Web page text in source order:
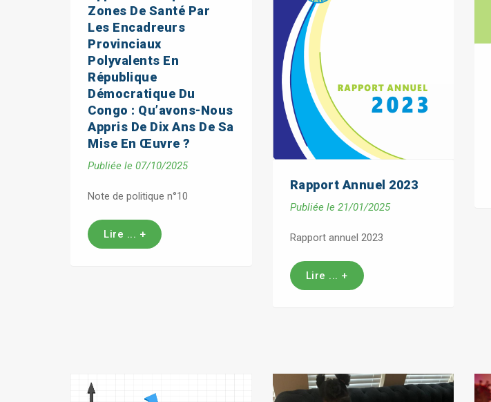
Zones De Santé Par
Les Encadreurs
Provinciaux
Polyvalents En
République
Démocratique Du
Congo : Qu’avons-Nous
Appris De Dix Ans De Sa
Mise En Œuvre ?
Publiée le 07/10/2025
Note de politique n°10
Lire ... +
Rapport Annuel 2023
Publiée le 21/01/2025
Rapport annuel 2023
Lire ... +